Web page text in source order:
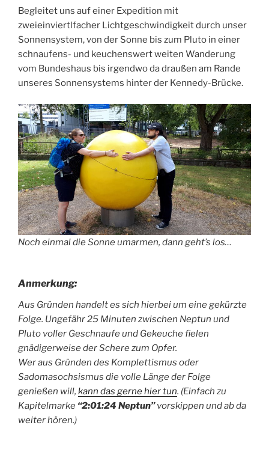
Begleitet uns auf einer Expedition mit
zweieinviertlfacher Lichtgeschwindigkeit durch unser
Sonnensystem, von der Sonne bis zum Pluto in einer
schnaufens- und keuchenswert weiten Wanderung
vom Bundeshaus bis irgendwo da draußen am Rande
unseres Sonnensystems hinter der Kennedy-Brücke.
Noch einmal die Sonne umarmen, dann geht’s los…
Anmerkung:
Aus Gründen handelt es sich hierbei um eine gekürzte
Folge. Ungefähr 25 Minuten zwischen Neptun und
Pluto voller Geschnaufe und Gekeuche fielen
gnädigerweise der Schere zum Opfer.
Wer aus Gründen des Komplettismus oder
Sadomasochsismus die volle Länge der Folge
genießen will, kann das gerne hier tun. (Einfach zu
Kapitelmarke “2:01:24 Neptun”vorskippen und ab da
weiter hören.)